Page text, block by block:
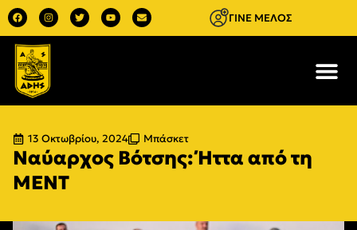
ΓΙΝΕ ΜΕΛΟΣ
13 Οκτωβρίου, 2024 Μπάσκετ
Ναύαρχος Βότσης: Ήττα από τη
ΜΕΝΤ